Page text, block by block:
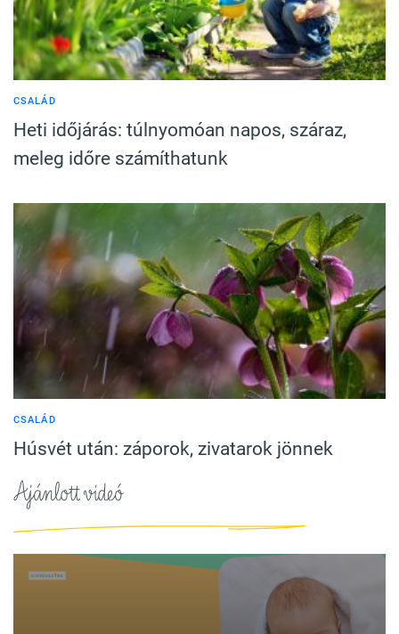
CSALÁD
Heti időjárás: túlnyomóan napos, száraz,
meleg időre számíthatunk
CSALÁD
Húsvét után: záporok, zivatarok jönnek
Ajánlott videó